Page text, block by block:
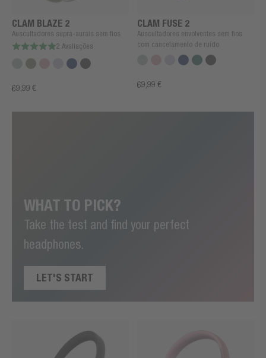
WHAT TO PICK?
Take the test and find your perfect
headphones.
LET'S START
CLAM BLAZE 2
Auscultadores supra-aurais sem fios
2 Avaliações
69,99 €
CLAM FUSE 2
Auscultadores envolventes sem fios
com cancelamento de ruído
69,99 €